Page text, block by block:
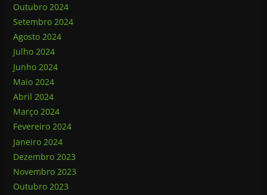
Outubro 2024
Setembro 2024
Agosto 2024
Julho 2024
Junho 2024
Maio 2024
Abril 2024
Março 2024
Fevereiro 2024
Janeiro 2024
Dezembro 2023
Novembro 2023
Outubro 2023